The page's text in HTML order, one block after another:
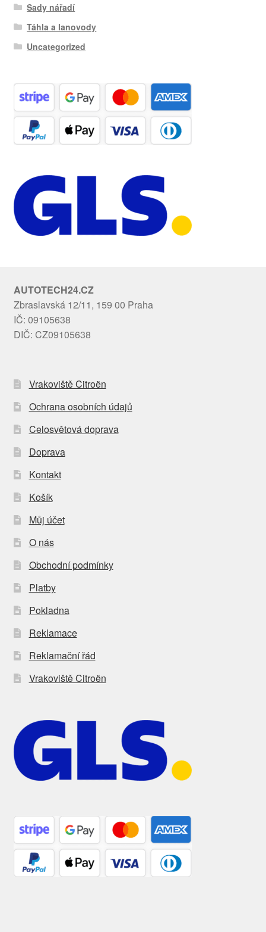
Sady nářadí
Táhla a lanovody
Uncategorized
AUTOTECH24.CZ
Zbraslavská 12/11, 159 00 Praha
IČ: 09105638
DIČ: CZ09105638
Vrakoviště Citroën
Ochrana osobních údajů
Celosvětová doprava
Doprava
Kontakt
Košík
Můj účet
O nás
Obchodní podmínky
Platby
Pokladna
Reklamace
Reklamační řád
Vrakoviště Citroën